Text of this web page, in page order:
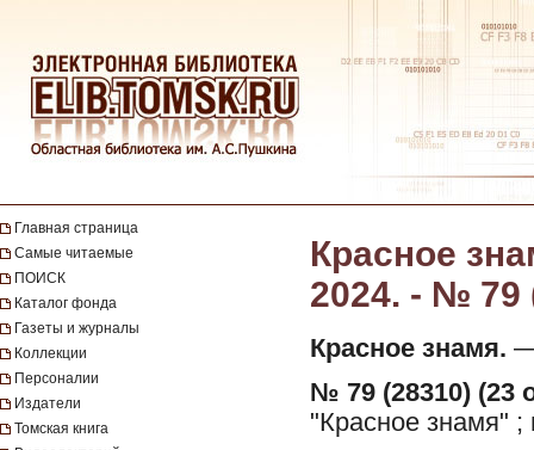
Главная страница
Самые читаемые
ПОИСК
Каталог фонда
Газеты и журналы
Коллекции
Персоналии
Издатели
Томская книга
Красное
2024. - № 79
Красное знамя. —
№ 79 (28310) (23
"Красное знамя" ;